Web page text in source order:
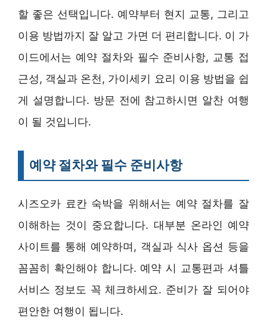
할 좋은 선택입니다. 예약부터 현지 교통, 그리고
이용 방법까지 잘 알고 가면 더 편리합니다. 이 가
이드에서는 예약 절차와 필수 준비사항, 교통 접
근성, 객실과 온천, 가이세키 요리 이용 방법을 쉽
게 설명합니다. 방문 전에 참고하시면 알찬 여행
이 될 것입니다.
예약 절차와 필수 준비사항
시즈오카 료칸 숙박을 위해서는 예약 절차를 잘
이해하는 것이 중요합니다. 대부분 온라인 예약
사이트를 통해 예약하며, 객실과 식사 옵션 등을
꼼꼼히 확인해야 합니다. 예약 시 교통편과 셔틀
서비스 정보도 꼭 체크하세요. 준비가 잘 되어야
편안한 여행이 됩니다.